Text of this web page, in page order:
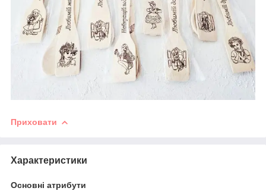
Приховати
Характеристики
Основні атрибути